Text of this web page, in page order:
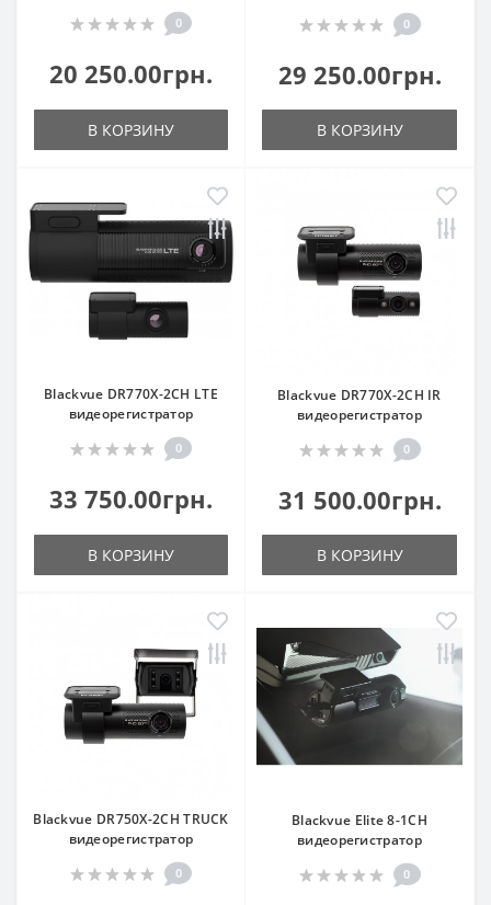
0
20 250.00грн.
В КОРЗИНУ
0
29 250.00грн.
В КОРЗИНУ
Blackvue DR770X-2CH LTE
видеорегистратор
0
33 750.00грн.
В КОРЗИНУ
Blackvue DR770X-2CH IR
видеорегистратор
0
31 500.00грн.
В КОРЗИНУ
Blackvue DR750X-2CH TRUCK
видеорегистратор
0
Blackvue Elite 8-1CH
видеорегистратор
0